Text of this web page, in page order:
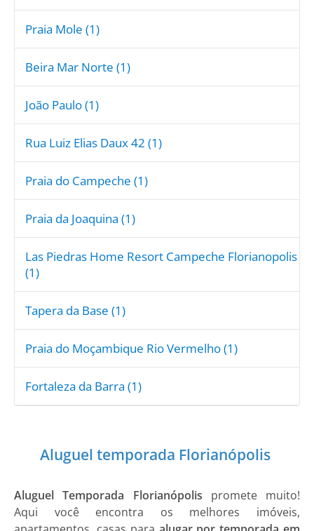
Praia Mole (1)
Beira Mar Norte (1)
João Paulo (1)
Rua Luiz Elias Daux 42 (1)
Praia do Campeche (1)
Praia da Joaquina (1)
Las Piedras Home Resort Campeche Florianopolis
(1)
Tapera da Base (1)
Praia do Moçambique Rio Vermelho (1)
Fortaleza da Barra (1)
Aluguel temporada Florianópolis
Aluguel Temporada Florianópolis promete muito!
Aqui você encontra os melhores imóveis,